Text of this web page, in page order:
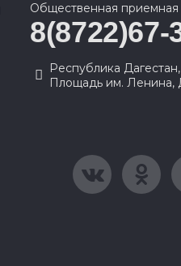
Общественная приемная
8(8722)67-
Республика
Площадь им.